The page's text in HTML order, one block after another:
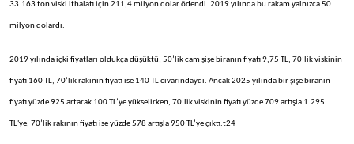
33.163 ton viski ithalatı için 211,4 milyon dolar ödendi. 2019 yılında bu rakam yalnızca 50
milyon dolardı.
2019 yılında içki fiyatları oldukça düşüktü; 50’lik cam şişe biranın fiyatı 9,75 TL, 70’lik viskinin
fiyatı 160 TL, 70’lik rakının fiyatı ise 140 TL civarındaydı. Ancak 2025 yılında bir şişe biranın
fiyatı yüzde 925 artarak 100 TL’ye yükselirken, 70’lik viskinin fiyatı yüzde 709 artışla 1.295
TL'ye, 70’lik rakının fiyatı ise yüzde 578 artışla 950 TL’ye çıktı.t24